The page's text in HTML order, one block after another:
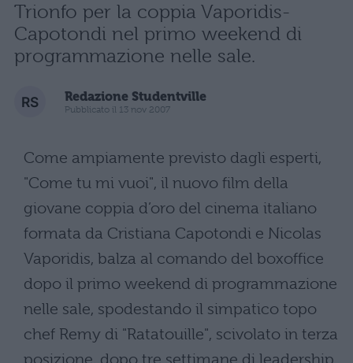
Trionfo per la coppia Vaporidis-
Capotondi nel primo weekend di
programmazione nelle sale.
Redazione Studentville
Pubblicato il 13 nov 2007
Come ampiamente previsto dagli esperti,
"Come tu mi vuoi", il nuovo film della
giovane coppia d’oro del cinema italiano
formata da Cristiana Capotondi e Nicolas
Vaporidis, balza al comando del boxoffice
dopo il primo weekend di programmazione
nelle sale, spodestando il simpatico topo
chef Remy di "Ratatouille", scivolato in terza